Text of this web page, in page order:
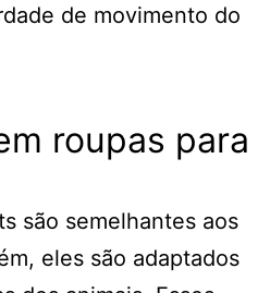
de movimento do
roupas para
são semelhantes aos
eles são adaptados